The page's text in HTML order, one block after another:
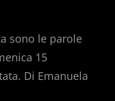
sono le parole
15
Di Emanuela